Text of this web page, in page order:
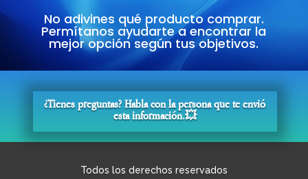
No adivines qué producto comprar.
Permítanos ayudarte a encontrar la
mejor opción según tus objetivos.
¿Tienes preguntas? Habla con la persona que te envió
esta información.💥
Todos los derechos reservados